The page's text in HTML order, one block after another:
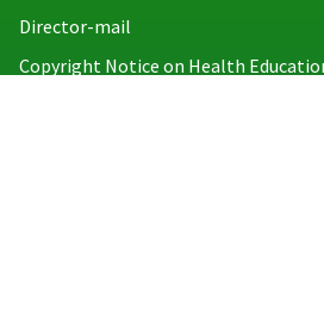
Director-mail
Copyright Notice on Health